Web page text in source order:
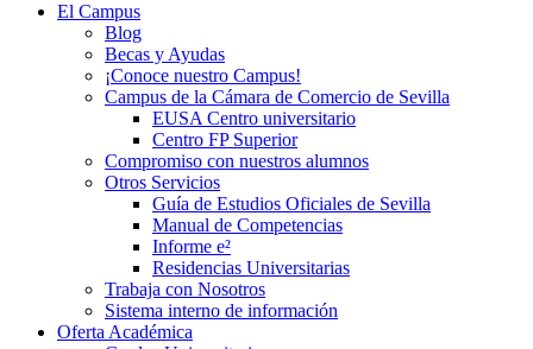
El Campus
Blog
Becas y Ayudas
¡Conoce nuestro Campus!
Campus de la Cámara de Comercio de Sevilla
EUSA Centro universitario
Centro FP Superior
Compromiso con nuestros alumnos
Otros Servicios
Guía de Estudios Oficiales de Sevilla
Manual de Competencias
Informe e²
Residencias Universitarias
Trabaja con Nosotros
Sistema interno de información
Oferta Académica